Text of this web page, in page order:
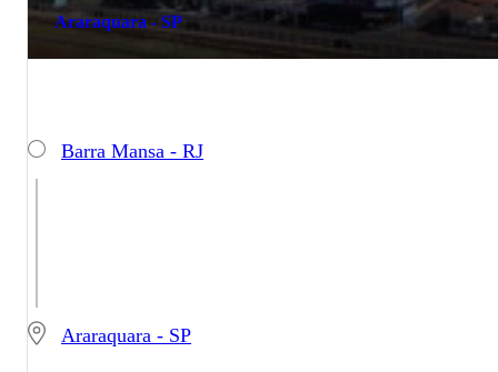
Araraquara - SP
Barra Mansa - RJ
Araraquara - SP